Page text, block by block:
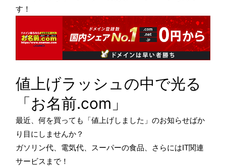
す！
値上げラッシュの中で光る
「お名前.com」
最近、何を買っても「値上げしました」のお知らせばか
り目にしませんか？
ガソリン代、電気代、スーパーの食品、さらにはIT関連
サービスまで！